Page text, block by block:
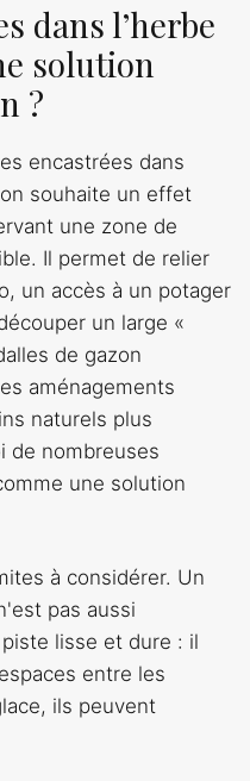
dans l’herbe
solution
?
encastrées dans
souhaite un effet
une zone de
Il permet de relier
un accès à un potager
un large «
de gazon
aménagements
naturels plus
de nombreuses
une solution
à considérer. Un
pas aussi
lisse et dure : il
entre les
ils peuvent